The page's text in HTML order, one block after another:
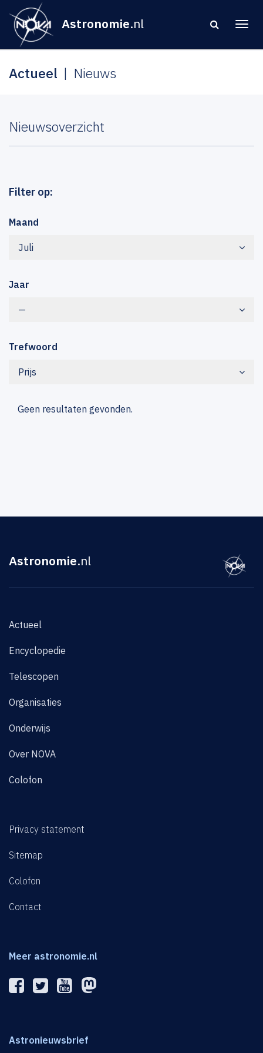
Astronomie.nl
Actueel Nieuws
Nieuwsoverzicht
Filter op:
Maand
Juli
Jaar
—
Trefwoord
Prijs
Geen resultaten gevonden.
Astronomie.nl
Actueel
Encyclopedie
Telescopen
Organisaties
Onderwijs
Over NOVA
Colofon
Privacy statement
Sitemap
Colofon
Contact
Meer astronomie.nl
Astronieuwsbrief